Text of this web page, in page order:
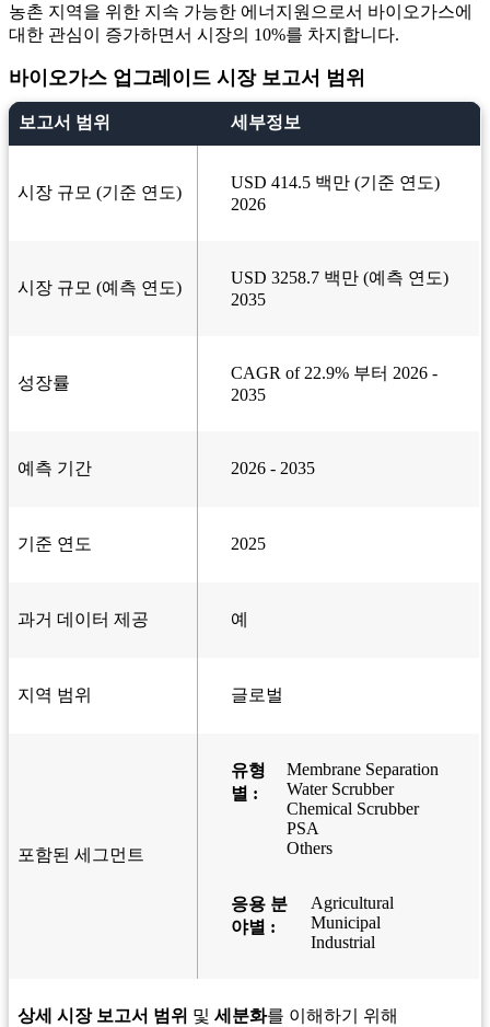
농촌 지역을 위한 지속 가능한 에너지원으로서 바이오가스에
대한 관심이 증가하면서 시장의 10%를 차지합니다.
바이오가스 업그레이드 시장 보고서 범위
보고서 범위 세부정보
시장 규모 (기준 연도)
USD 414.5 백만 (기준 연도)
2026
시장 규모 (예측 연도)
USD 3258.7 백만 (예측 연도)
2035
성장률
CAGR of 22.9% 부터 2026 -
2035
예측 기간 2026 - 2035
기준 연도 2025
과거 데이터 제공 예
지역 범위 글로벌
포함된 세그먼트
유형
별 :
Membrane Separation
Water Scrubber
Chemical Scrubber
PSA
Others
응용 분
야별 :
Agricultural
Municipal
Industrial
상세 시장 보고서 범위 및 세분화를 이해하기 위해